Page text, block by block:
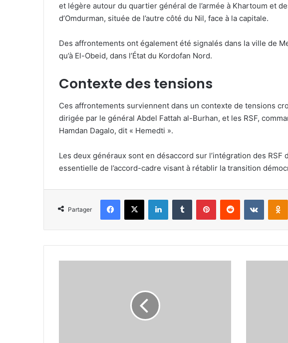
et légère autour du quartier général de l’armée à Khartoum et
d’Omdurman, située de l’autre côté du Nil, face à la capitale.
Des affrontements ont également été signalés dans la ville de
qu’à El-Obeid, dans l’État du Kordofan Nord.
Contexte des tensions
Ces affrontements surviennent dans un contexte de tensions
dirigée par le général Abdel Fattah al-Burhan, et les RSF,
Hamdan Dagalo, dit « Hemedti ».
Les deux généraux sont en désaccord sur l’intégration des RSF
essentielle de l’accord-cadre visant à rétablir la transition
Partager
Facebook
X LinkedinTumblr PinterestReddit